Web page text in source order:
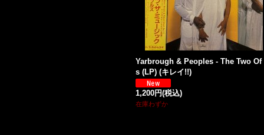
Yarbrough & Peoples - The Two Of
s (LP) (キレイ!!)
1,200円(税込)
在庫わずか